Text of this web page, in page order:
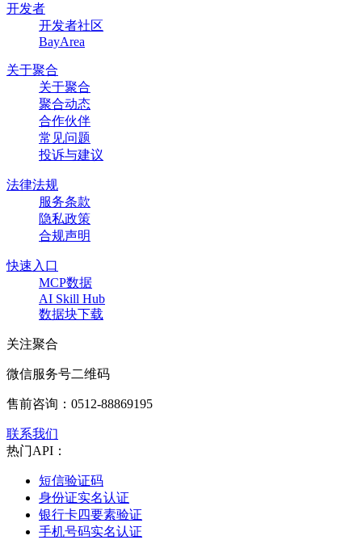
开发者
开发者社区
BayArea
关于聚合
关于聚合
聚合动态
合作伙伴
常见问题
投诉与建议
法律法规
服务条款
隐私政策
合规声明
快速入口
MCP数据
AI Skill Hub
数据块下载
关注聚合
微信服务号二维码
售前咨询： 0512-88869195
联系我们
热门API：
短信验证码
身份证实名认证
银行卡四要素验证
手机号码实名认证